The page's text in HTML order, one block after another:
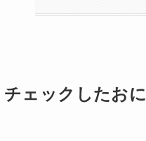
チェックしたお